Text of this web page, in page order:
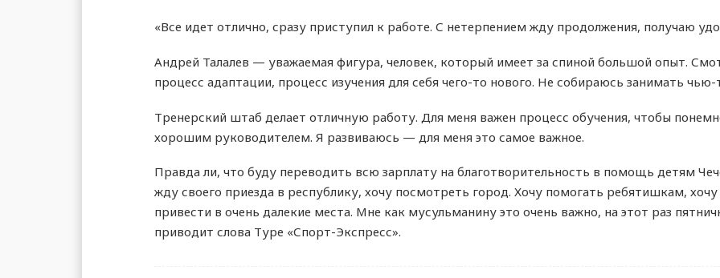
«Все идет отлично, сразу приступил к работе. С нетерпением жду продолжения, получаю
Андрей Талалев — уважаемая фигура, человек, который имеет за спиной большой опыт.
процесс адаптации, процесс изучения для себя чего-то нового. Не собираюсь занимать
Тренерский штаб делает отличную работу. Для меня важен процесс обучения, чтобы
хорошим руководителем. Я развиваюсь — для меня это самое важное.
Правда ли, что буду переводить всю зарплату на благотворительность в помощь детям
жду своего приезда в республику, хочу посмотреть город. Хочу помогать ребятишкам,
привести в очень далекие места. Мне как мусульманину это очень важно, на этот раз
приводит слова Туре «Спорт-Экспресс».